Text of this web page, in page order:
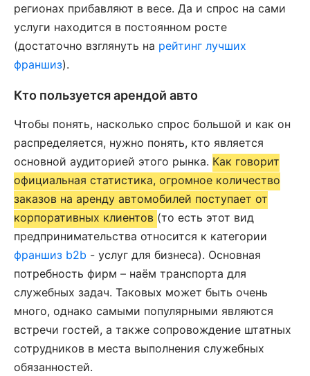
регионах прибавляют в весе. Да и спрос на сами
услуги находится в постоянном росте
(достаточно взглянуть на рейтинг лучших
франшиз).
Кто пользуется арендой авто
Чтобы понять, насколько спрос большой и как он
распределяется, нужно понять, кто является
основной аудиторией этого рынка. Как говорит
официальная статистика, огромное количество
заказов на аренду автомобилей поступает от
корпоративных клиентов (то есть этот вид
предпринимательства относится к категории
франшиз b2b - услуг для бизнеса). Основная
потребность фирм – наём транспорта для
служебных задач. Таковых может быть очень
много, однако самыми популярными являются
встречи гостей, а также сопровождение штатных
сотрудников в места выполнения служебных
обязанностей.